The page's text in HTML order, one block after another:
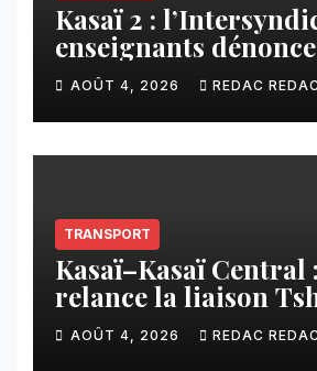
Kasaï 2 :
enseignants
contribution
imposée aux écoles
CNCA
AOÛT 4, 2026 REDAC
TRANSPORT
Kasaï–Kasaï Central
relance la liaison
Tshiamu pour
échanges
AOÛT 4, 2026 REDAC